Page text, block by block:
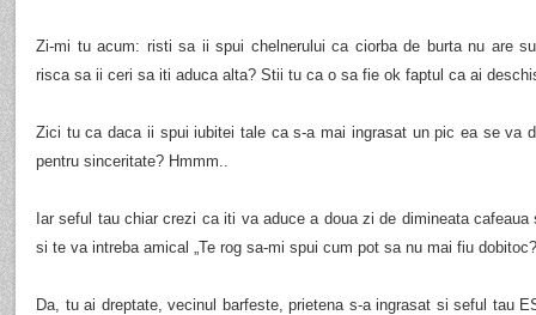
Zi-mi tu acum: risti sa ii spui chelnerului ca ciorba de burta nu are
risca sa ii ceri sa iti aduca alta? Stii tu ca o sa fie ok faptul ca ai
Zici tu ca daca ii spui iubitei tale ca s-a mai ingrasat un pic ea se va
pentru sinceritate? Hmmm..
Iar seful tau chiar crezi ca iti va aduce a doua zi de dimineata
si te va intreba amical „Te rog sa-mi spui cum pot sa nu mai fiu
Da, tu ai dreptate, vecinul barfeste, prietena s-a ingrasat si seful tau